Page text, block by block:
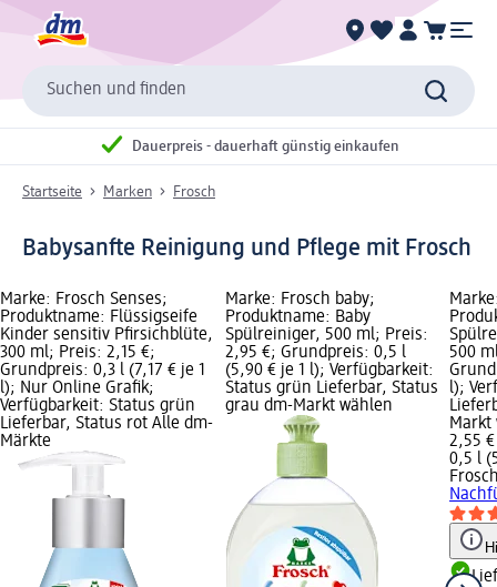
Suchen und finden
Dauerpreis - dauerhaft günstig einkaufen
Startseite Marken Frosch
Babysanfte Reinigung und Pflege mit Frosch
Marke: Frosch Senses;
Produktname: Flüssigseife
Kinder sensitiv Pfirsichblüte,
300 ml; Preis: 2,15 €;
Grundpreis: 0,3 l (7,17 € je 1
l); Nur Online Grafik;
Verfügbarkeit: Status grün
Lieferbar, Status rot Alle dm-
Märkte
Marke: Frosch baby;
Produktname: Baby
Spülreiniger, 500 ml; Preis:
2,95 €; Grundpreis: 0,5 l
(5,90 € je 1 l); Verfügbarkeit:
Status grün Lieferbar, Status
grau dm-Markt wählen
500
l);
Markt
2,55 €
0,5 l